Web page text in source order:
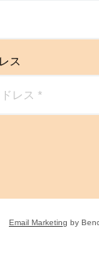
ス
Email Marketing by